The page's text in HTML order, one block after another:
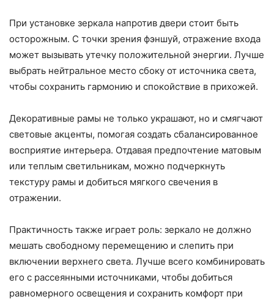
При установке зеркала напротив двери стоит быть
осторожным. С точки зрения фэншуй, отражение входа
может вызывать утечку положительной энергии. Лучше
выбрать нейтральное место сбоку от источника света,
чтобы сохранить гармонию и спокойствие в прихожей.
Декоративные рамы не только украшают, но и смягчают
световые акценты, помогая создать сбалансированное
восприятие интерьера. Отдавая предпочтение матовым
или теплым светильникам, можно подчеркнуть
текстуру рамы и добиться мягкого свечения в
отражении.
Практичность также играет роль: зеркало не должно
мешать свободному перемещению и слепить при
включении верхнего света. Лучше всего комбинировать
его с рассеянными источниками, чтобы добиться
равномерного освещения и сохранить комфорт при